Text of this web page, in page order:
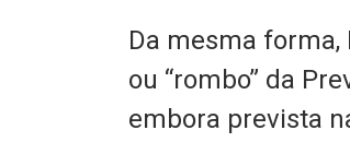
Da mesma
ou “rombo” da
embora prevista